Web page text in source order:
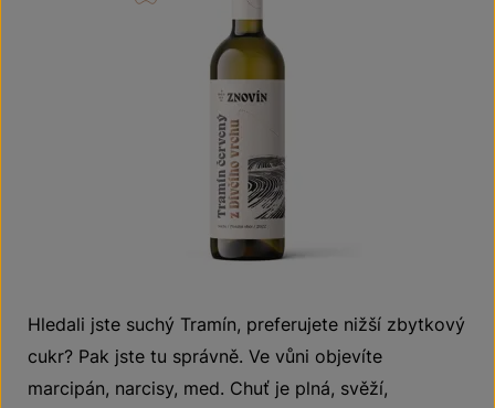
Hledali jste suchý Tramín, preferujete nižší zbytkový
cukr? Pak jste tu správně. Ve vůni objevíte
marcipán, narcisy, med. Chuť je plná, svěží,